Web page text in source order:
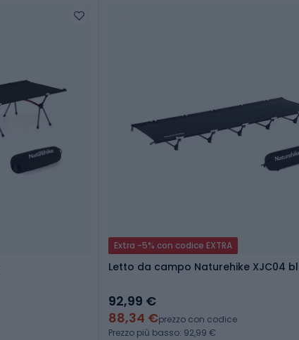
Extra -5% con codice EXTRA
Letto da campo Naturehike XJC04
92,99 €
88,34 €prezzo con codice
Prezzo più basso: 92,99 €